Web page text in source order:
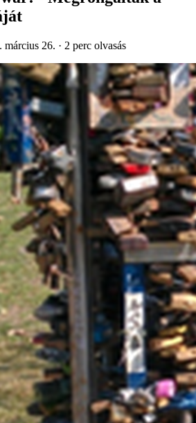
március 26. · 2 perc olvasás